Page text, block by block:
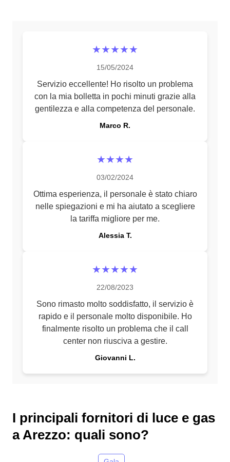
★★★★★
15/05/2024
Servizio eccellente! Ho risolto un problema
con la mia bolletta in pochi minuti grazie alla
gentilezza e alla competenza del personale.
Marco R.
★★★★
03/02/2024
Ottima esperienza, il personale è stato chiaro
nelle spiegazioni e mi ha aiutato a scegliere
la tariffa migliore per me.
Alessia T.
★★★★★
22/08/2023
Sono rimasto molto soddisfatto, il servizio è
rapido e il personale molto disponibile. Ho
finalmente risolto un problema che il call
center non riusciva a gestire.
Giovanni L.
I principali fornitori di luce e gas
a Arezzo: quali sono?